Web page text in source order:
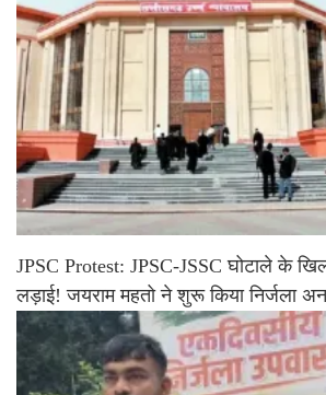
JPSC Protest: JPSC-JSSC घोटाले के
लड़ाई! जयराम महतो ने शुरू किया निर्जला